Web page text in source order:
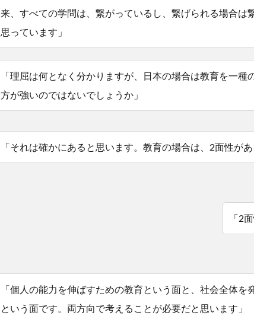
来、すべての学問は、繋がっているし、繋げられる場合は
思っています」
「理屈は何となく分かりますが、日本の場合は教育を一種
方が強いのではないでしょうか」
「それは確かにあると思います。教育の場合は、2面性があ
「2
「個人の能力を伸ばすための教育という面と、社会全体を
という面です。両方向で考えることが必要だと思います」